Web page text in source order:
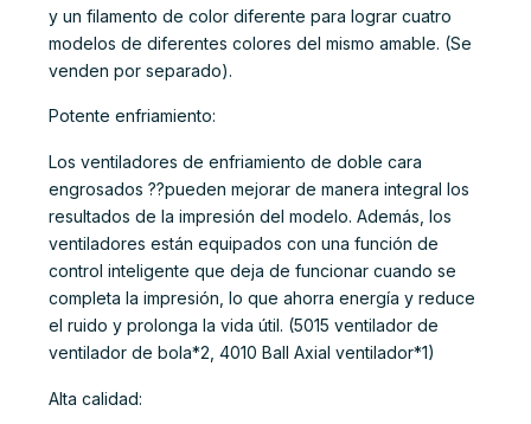
y un filamento de color diferente para lograr cuatro
modelos de diferentes colores del mismo amable. (Se
venden por separado).
Potente enfriamiento:
Los ventiladores de enfriamiento de doble cara
engrosados ??pueden mejorar de manera integral los
resultados de la impresión del modelo. Además, los
ventiladores están equipados con una función de
control inteligente que deja de funcionar cuando se
completa la impresión, lo que ahorra energía y reduce
el ruido y prolonga la vida útil. (5015 ventilador de
ventilador de bola*2, 4010 Ball Axial ventilador*1)
Alta calidad: